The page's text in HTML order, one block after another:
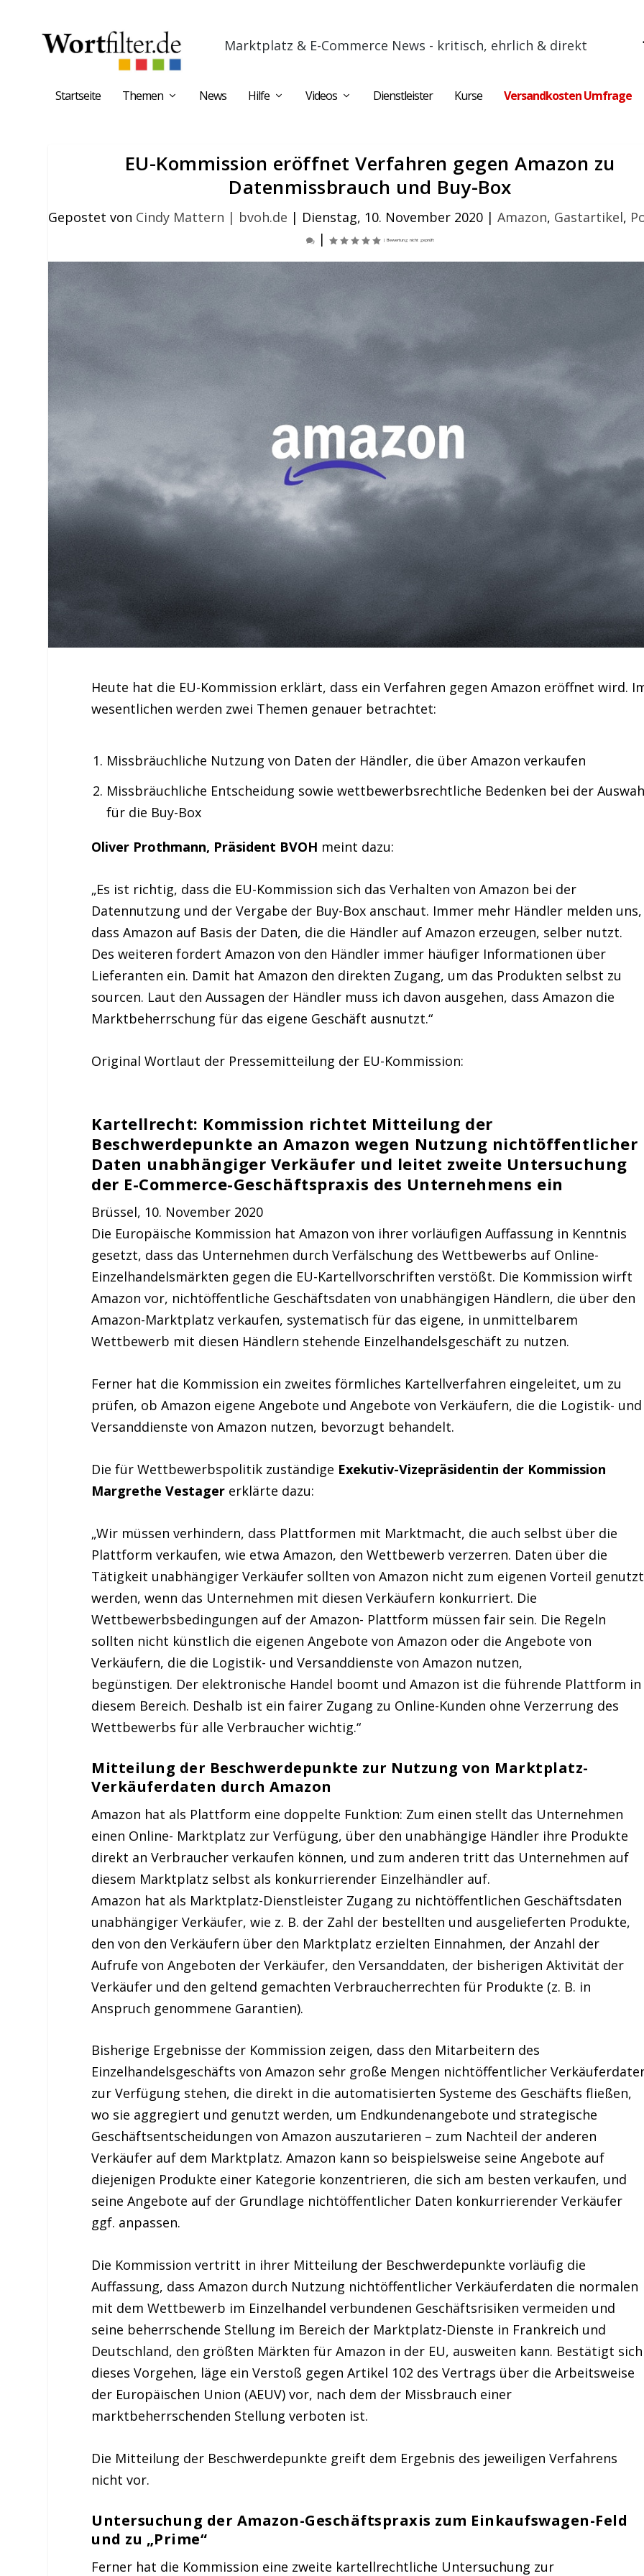
Marktplatz & E-Commerce News - kritisch, ehrlich & direkt
Startseite Themen News Hilfe Videos Dienstleister Kurse Versandkosten Umfrage
EU-Kommission eröffnet Verfahren gegen Amazon zu
Datenmissbrauch und Buy-Box
Gepostet von Cindy Mattern | bvoh.de | Dienstag, 10. November 2020 |Amazon, Gastartikel,
|
Heute hat die EU-Kommission erklärt, dass ein Verfahren gegen Amazon eröffnet wird.
wesentlichen werden zwei Themen genauer betrachtet:
Missbräuchliche Nutzung von Daten der Händler, die über Amazon verkaufen
Missbräuchliche Entscheidung sowie wettbewerbsrechtliche Bedenken bei der
für die Buy-Box
Oliver Prothmann, Präsident BVOH meint dazu:
„Es ist richtig, dass die EU-Kommission sich das Verhalten von Amazon bei der
Datennutzung und der Vergabe der Buy-Box anschaut. Immer mehr Händler melden uns,
dass Amazon auf Basis der Daten, die die Händler auf Amazon erzeugen, selber nutzt.
Des weiteren fordert Amazon von den Händler immer häufiger Informationen über
Lieferanten ein. Damit hat Amazon den direkten Zugang, um das Produkten selbst zu
sourcen. Laut den Aussagen der Händler muss ich davon ausgehen, dass Amazon die
Marktbeherrschung für das eigene Geschäft ausnutzt.“
Original Wortlaut der Pressemitteilung der EU-Kommission:
Kartellrecht: Kommission richtet Mitteilung der
Beschwerdepunkte an Amazon wegen Nutzung nichtöffentlicher
Daten unabhängiger Verkäufer und leitet zweite Untersuchung
der E-Commerce-Geschäftspraxis des Unternehmens ein
Brüssel, 10. November 2020
Die Europäische Kommission hat Amazon von ihrer vorläufigen Auffassung in Kenntnis
gesetzt, dass das Unternehmen durch Verfälschung des Wettbewerbs auf Online-
Einzelhandelsmärkten gegen die EU-Kartellvorschriften verstößt. Die Kommission wirft
Amazon vor, nichtöffentliche Geschäftsdaten von unabhängigen Händlern, die über den
Amazon-Marktplatz verkaufen, systematisch für das eigene, in unmittelbarem
Wettbewerb mit diesen Händlern stehende Einzelhandelsgeschäft zu nutzen.
Ferner hat die Kommission ein zweites förmliches Kartellverfahren eingeleitet, um zu
prüfen, ob Amazon eigene Angebote und Angebote von Verkäufern, die die Logistik- und
Versanddienste von Amazon nutzen, bevorzugt behandelt.
Die für Wettbewerbspolitik zuständige Exekutiv-Vizepräsidentin der Kommission
Margrethe Vestager erklärte dazu:
„Wir müssen verhindern, dass Plattformen mit Marktmacht, die auch selbst über die
Plattform verkaufen, wie etwa Amazon, den Wettbewerb verzerren. Daten über die
Tätigkeit unabhängiger Verkäufer sollten von Amazon nicht zum eigenen Vorteil genutzt
werden, wenn das Unternehmen mit diesen Verkäufern konkurriert. Die
Wettbewerbsbedingungen auf der Amazon- Plattform müssen fair sein. Die Regeln
sollten nicht künstlich die eigenen Angebote von Amazon oder die Angebote von
Verkäufern, die die Logistik- und Versanddienste von Amazon nutzen,
begünstigen. Der elektronische Handel boomt und Amazon ist die führende Plattform in
diesem Bereich. Deshalb ist ein fairer Zugang zu Online-Kunden ohne Verzerrung des
Wettbewerbs für alle Verbraucher wichtig.“
Mitteilung der Beschwerdepunkte zur Nutzung von Marktplatz-
Verkäuferdaten durch Amazon
Amazon hat als Plattform eine doppelte Funktion: Zum einen stellt das Unternehmen
einen Online- Marktplatz zur Verfügung, über den unabhängige Händler ihre Produkte
direkt an Verbraucher verkaufen können, und zum anderen tritt das Unternehmen auf
diesem Marktplatz selbst als konkurrierender Einzelhändler auf.
Amazon hat als Marktplatz-Dienstleister Zugang zu nichtöffentlichen Geschäftsdaten
unabhängiger Verkäufer, wie z. B. der Zahl der bestellten und ausgelieferten Produkte,
den von den Verkäufern über den Marktplatz erzielten Einnahmen, der Anzahl der
Aufrufe von Angeboten der Verkäufer, den Versanddaten, der bisherigen Aktivität der
Verkäufer und den geltend gemachten Verbraucherrechten für Produkte (z. B. in
Anspruch genommene Garantien).
Bisherige Ergebnisse der Kommission zeigen, dass den Mitarbeitern des
Einzelhandelsgeschäfts von Amazon sehr große Mengen nichtöffentlicher
zur Verfügung stehen, die direkt in die automatisierten Systeme des Geschäfts fließen,
wo sie aggregiert und genutzt werden, um Endkundenangebote und strategische
Geschäftsentscheidungen von Amazon auszutarieren – zum Nachteil der anderen
Verkäufer auf dem Marktplatz. Amazon kann so beispielsweise seine Angebote auf
diejenigen Produkte einer Kategorie konzentrieren, die sich am besten verkaufen, und
seine Angebote auf der Grundlage nichtöffentlicher Daten konkurrierender Verkäufer
ggf. anpassen.
Die Kommission vertritt in ihrer Mitteilung der Beschwerdepunkte vorläufig die
Auffassung, dass Amazon durch Nutzung nichtöffentlicher Verkäuferdaten die normalen
mit dem Wettbewerb im Einzelhandel verbundenen Geschäftsrisiken vermeiden und
seine beherrschende Stellung im Bereich der Marktplatz-Dienste in Frankreich und
Deutschland, den größten Märkten für Amazon in der EU, ausweiten kann. Bestätigt sich
dieses Vorgehen, läge ein Verstoß gegen Artikel 102 des Vertrags über die Arbeitsweise
der Europäischen Union (AEUV) vor, nach dem der Missbrauch einer
marktbeherrschenden Stellung verboten ist.
Die Mitteilung der Beschwerdepunkte greift dem Ergebnis des jeweiligen Verfahrens
nicht vor.
Untersuchung der Amazon-Geschäftspraxis zum Einkaufswagen-Feld
und zu „Prime“
Ferner hat die Kommission eine zweite kartellrechtliche Untersuchung zur